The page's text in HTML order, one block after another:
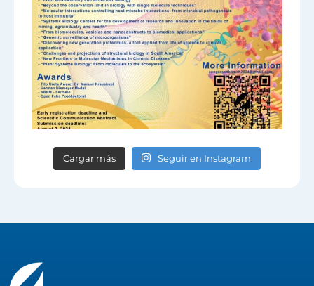
Cargar más Seguir en Instagram